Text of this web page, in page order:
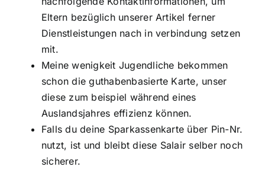
Eltern bezüglich unserer Artikel ferner
Dienstleistungen nach in verbindung setzen
mit.
Meine wenigkeit Jugendliche bekommen
schon die guthabenbasierte Karte, unser
diese zum beispiel während eines
Auslandsjahres effizienz können.
Falls du deine Sparkassenkarte über Pin-Nr.
nutzt, ist und bleibt diese Salair selber noch
sicherer.